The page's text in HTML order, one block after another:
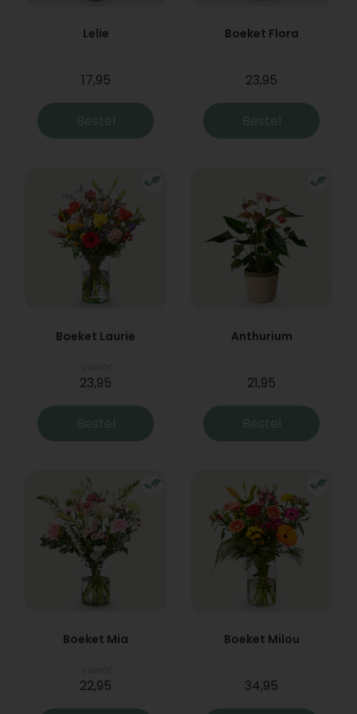
Lelie
17,95
Bestel
Boeket Flora
23,95
Bestel
Boeket Laurie
23,95
Bestel
Anthurium
21,95
Bestel
Boeket Mia
22,95
Boeket Milou
34,95